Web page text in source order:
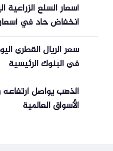
انخفاض حاد في أسعار
إلى مراكز شراء
السلع من العديد من
فى البنوك الرئيسية
الذهب يواصل
الأسواق العالمية